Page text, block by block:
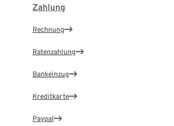
Zahlung
Rechnung
Ratenzahlung
Bankeinzug
Kreditkarte
Paypal